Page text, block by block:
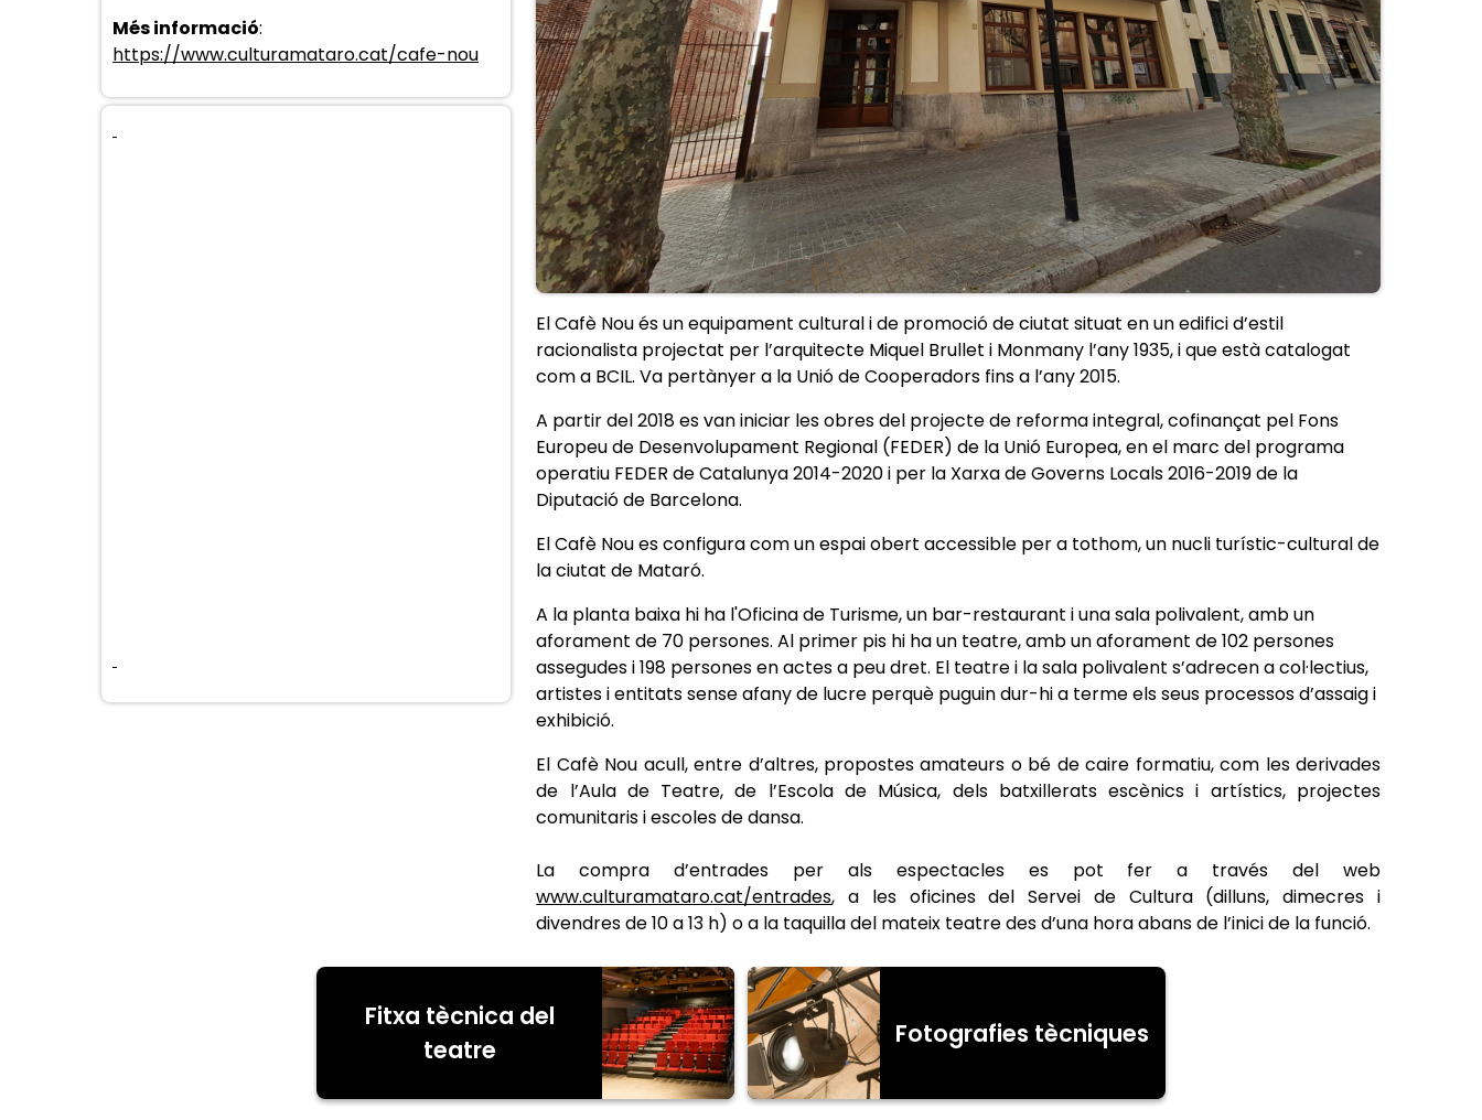
Més informació:
https://www.culturamataro.cat/cafe-nou
El Cafè Nou és un equipament cultural i de promoció de ciutat situat en un edifici d’estil
racionalista projectat per l’arquitecte Miquel Brullet i Monmany l’any 1935, i que està catalogat
com a BCIL. Va pertànyer a la Unió de Cooperadors fins a l’any 2015.
A partir del 2018 es van iniciar les obres del projecte de reforma integral, cofinançat pel Fons
Europeu de Desenvolupament Regional (FEDER) de la Unió Europea, en el marc del programa
operatiu FEDER de Catalunya 2014-2020 i per la Xarxa de Governs Locals 2016-2019 de la
Diputació de Barcelona.
El Cafè Nou es configura com un espai obert accessible per a tothom, un nucli turístic-cultural de
la ciutat de Mataró.
A la planta baixa hi ha l'Oficina de Turisme, un bar-restaurant i una sala polivalent, amb un
aforament de 70 persones. Al primer pis hi ha un teatre, amb un aforament de 102 persones
assegudes i 198 persones en actes a peu dret. El teatre i la sala polivalent s’adrecen a col·lectius,
artistes i entitats sense afany de lucre perquè puguin dur-hi a terme els seus processos d’assaig i
exhibició.
El Cafè Nou acull, entre d’altres, propostes amateurs o bé de caire formatiu, com les derivades
de l’Aula de Teatre, de l’Escola de Música, dels batxillerats escènics i artístics, projectes
comunitaris i escoles de dansa.
La compra d’entrades per als espectacles es pot fer a través del web
www.culturamataro.cat/entrades, a les oficines del Servei de Cultura (dilluns, dimecres i
divendres de 10 a 13 h) o a la taquilla del mateix teatre des d’una hora abans de l’inici de la funció.
Fitxa tècnica del
teatre
Fotografies tècniques